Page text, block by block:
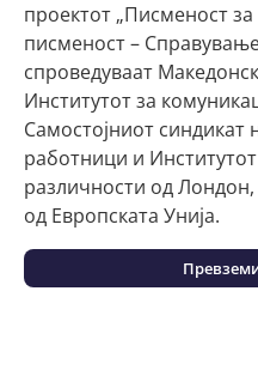
проектот „Писменост
писменост –
спроведуваат
Институтот за
Самостојниот
работници и
различности од
од Европската Унија.